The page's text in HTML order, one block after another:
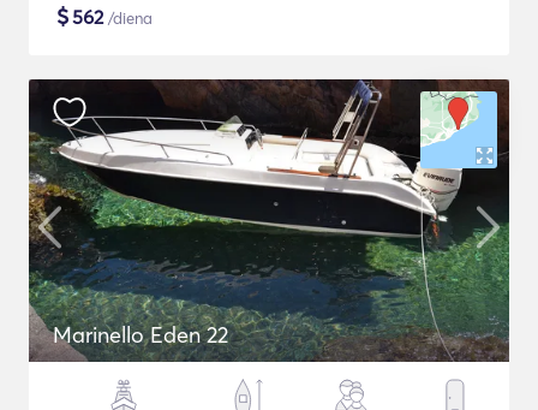
$562/diena
Marinello Eden 22